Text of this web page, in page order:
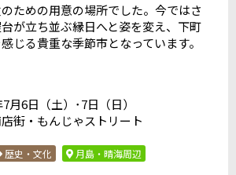
ための用意の場所でした。今ではさ
が立ち並ぶ縁日へと姿を変え、下町
じる貴重な季節市となっています。
6日（土）･7日（日）
街・もんじゃストリート
歴史・文化 月島・晴海周辺